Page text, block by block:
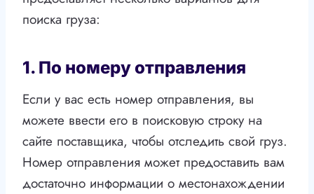
поиска груза:
1. По номеру отправления
Если у вас есть номер отправления, вы
можете ввести его в поисковую строку на
сайте поставщика, чтобы отследить свой груз.
Номер отправления может предоставить вам
достаточно информации о местонахождении